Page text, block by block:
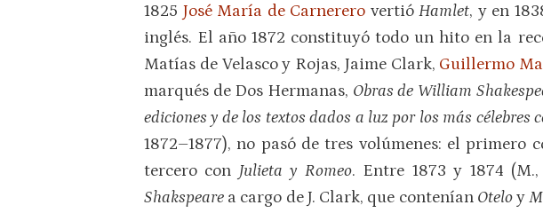
1825 José María de Carnerero vertióHamlet, y en
inglés. El año 1872 constituyó todo un hito en la
Matías de Velasco y Rojas, Jaime Clark, Guillermo
marqués de Dos Hermanas, Obras de William
ediciones y de los textos dados a luz por los más célebres
1872–1877), no pasó de tres volúmenes: el primero
tercero con Julieta y Romeo. Entre 1873 y 1874
Shakspeare a cargo de J. Clark, que contenían Oteloy